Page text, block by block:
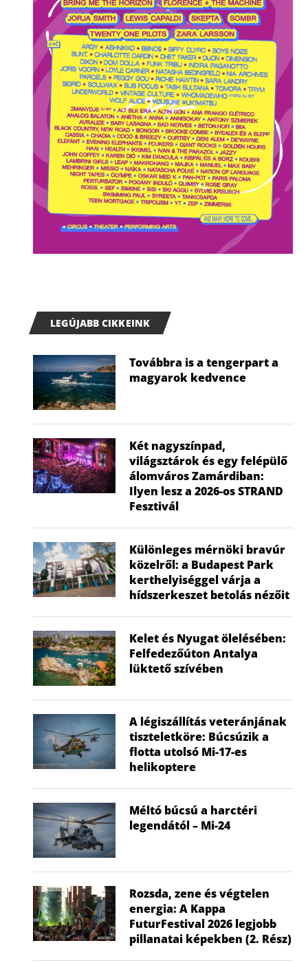
Nem a gyerek tehet róla, mégis ő
húzza...
2026.07.02.
LEGÚJABB CIKKEINK
Továbbra is a tengerpart a
magyarok kedvence
Két nagyszínpad,
világsztárok és egy felépülő
álomváros Zamárdiban:
Ilyen lesz a 2026-os STRAND
Fesztivál
Különleges mérnöki bravúr
közelről: a Budapest Park
kerthelyiséggel várja a
hídszerkeszet betolás nézőit
Kelet és Nyugat ölelésében:
Felfedezőúton Antalya
lüktető szívében
A légiszállítás veteránjának
tiszteletköre: Búcsúzik a
flotta utolsó Mi-17-es
helikoptere
Méltó búcsú a harctéri
legendától – Mi-24
Rozsda, zene és végtelen
energia: A Kappa
FuturFestival 2026 legjobb
pillanatai képekben (2. Rész)